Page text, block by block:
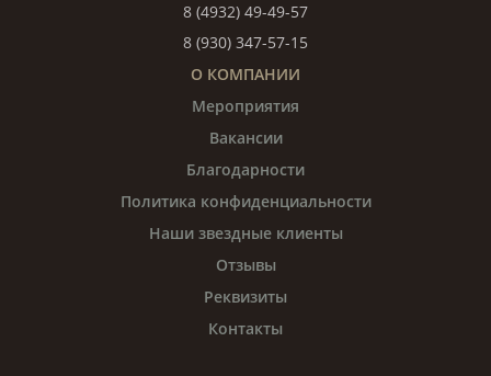
8 (4932) 49-49-57
8 (930) 347-57-15
О КОМПАНИИ
Мероприятия
Вакансии
Благодарности
Политика конфиденциальности
Наши звездные клиенты
Отзывы
Реквизиты
Контакты